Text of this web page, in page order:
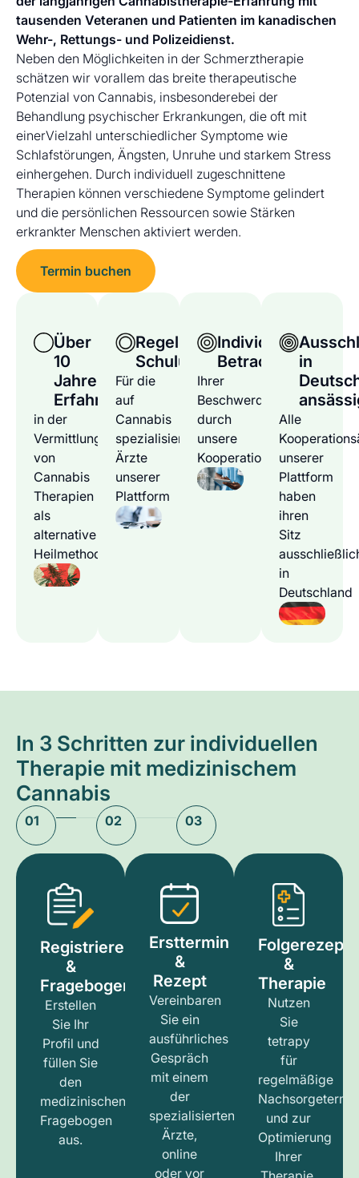
tausenden Veteranen und Patienten im kanadischen
Wehr-, Rettungs- und Polizeidienst.
Neben den Möglichkeiten in der Schmerztherapie
schätzen wir vorallem das breite therapeutische
Potenzial von Cannabis, insbesonderebei der
Behandlung psychischer Erkrankungen, die oft mit
einerVielzahl unterschiedlicher Symptome wie
Schlafstörungen, Ängsten, Unruhe und starkem Stress
einhergehen. Durch individuell zugeschnittene
Therapien können verschiedene Symptome gelindert
und die persönlichen Ressourcen sowie Stärken
erkrankter Menschen aktiviert werden.
Termin buchen
Über
10
Jahre
Erfahrung
in der
Vermittlung
von
Cannabis
Therapien
als
alternative
Heilmethode
Regelmäßige
Schulungen
Für die
auf
Cannabis
spezialisierten
Ärzte
unserer
Plattform
Individuelle
Betrachtung
Ihrer
Beschwerden
durch
unsere
Kooperationsärzte
in
Alle
unserer
Plattform
haben
ihren
Sitz
in
Deutschland
In 3 Schritten zur individuellen
Therapie mit medizinischem
Cannabis
01 02 03
Registrieren
&
Fragebogen
Erstellen
Sie Ihr
Profil und
füllen Sie
den
medizinischen
Fragebogen
aus.
Ersttermin
&
Rezept
Vereinbaren
Sie ein
ausführliches
Gespräch
mit einem
der
spezialisierten
Ärzte,
online
oder vor
Folgerezept
&
Therapie
Nutzen
Sie
tetrapy
für
regelmäßige
und zur
Optimierung
Ihrer